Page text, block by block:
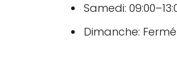
Samedi:
Dimanche: Fermé